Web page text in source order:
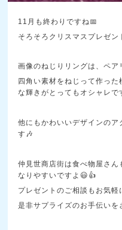
11月も終わりですね📅
そろそろクリスマスプレゼン
画像のねじりリングは、ペ
四角い素材をねじって作っ
な輝きがとってもオシャレで
他にもかわいいデザインのア
す🎶
仲見世商店街は食べ物屋さ
なりやすいですよ😃👍
プレゼントのご相談もお気軽
是非サプライズのお手伝い